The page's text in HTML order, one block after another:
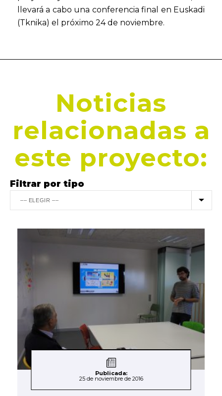
llevará a cabo una conferencia final en Euskadi
(Tknika) el próximo 24 de noviembre.
Noticias
relacionadas a
este proyecto:
Filtrar por tipo
Publicada:
25 de noviembre de 2016